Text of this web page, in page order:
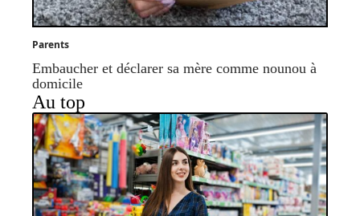
Parents
Embaucher et déclarer sa mère comme nounou à
domicile
Au top